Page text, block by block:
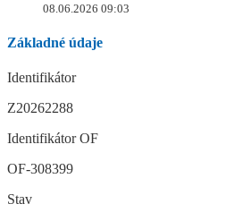
08.06.2026 09:03
Základné údaje
Identifikátor
Z20262288
Identifikátor OF
OF-308399
Stav